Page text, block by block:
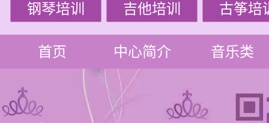
钢琴培训 吉他培训 古筝培
首页 中心简介 音乐类